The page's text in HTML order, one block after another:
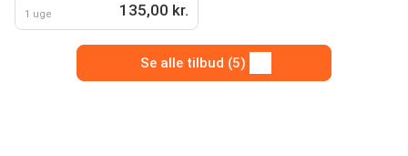
Especial
1 uge 135,00 kr.
Se alle tilbud (5)